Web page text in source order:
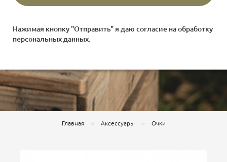
Нажимая кнопку "Отправить" я даю согласие наобработку
персональных данных
Главная Аксессуары Очки